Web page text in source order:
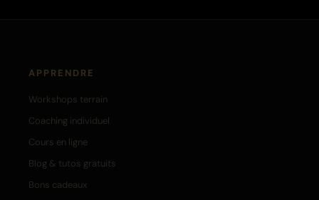
APPRENDRE
Workshops terrain
Coaching individuel
Cours en ligne
Blog & tutos gratuits
Bons cadeaux